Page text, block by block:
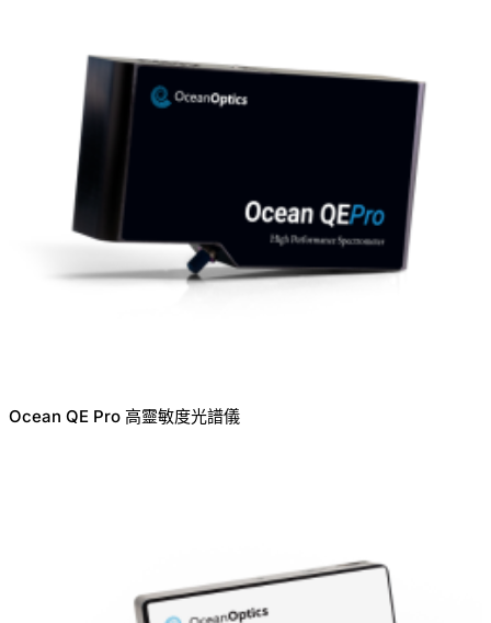
Ocean QE Pro 高靈敏度光譜儀